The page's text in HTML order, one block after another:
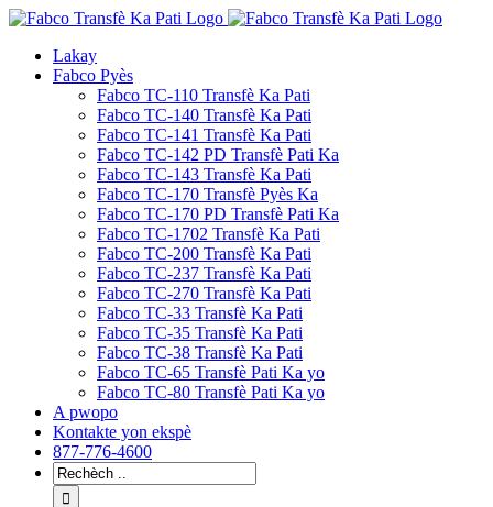
Ale
kontni Lakay
Fabco Pyès
Fabco TC-110 Transfè Ka Pati
Fabco TC-140 Transfè Ka Pati
Fabco TC-141 Transfè Ka Pati
Fabco TC-142 PD Transfè Pati Ka
Fabco TC-143 Transfè Ka Pati
Fabco TC-170 Transfè Pyès Ka
Fabco TC-170 PD Transfè Pati Ka
Fabco TC-1702 Transfè Ka Pati
Fabco TC-200 Transfè Ka Pati
Fabco TC-237 Transfè Ka Pati
Fabco TC-270 Transfè Ka Pati
Fabco TC-33 Transfè Ka Pati
Fabco TC-35 Transfè Ka Pati
Fabco TC-38 Transfè Ka Pati
Fabco TC-65 Transfè Pati Ka yo
Fabco TC-80 Transfè Pati Ka yo
A pwopo
Kontakte yon ekspè
877-776-4600
Rechèch
pou: